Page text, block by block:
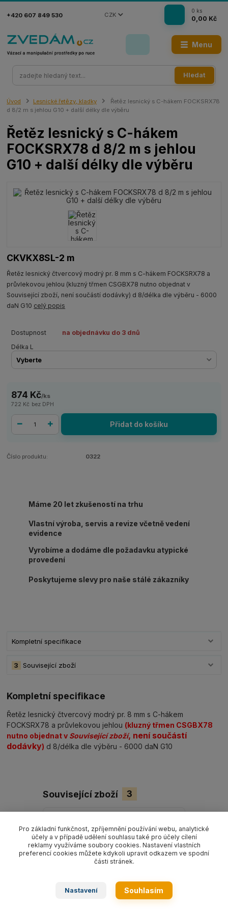
Menu
CZK
Hledat
+420 607 849 530
0 ks
0,00 Kč
Úvod Lesnické řetězy, kladky
Řetěz lesnický s C-hákem FOCKSRX78
d 8/2 m s jehlou G10 + další délky dle výběru
Řetěz lesnický s C-hákem
FOCKSRX78 d 8/2 m s jehlou
G10 + další délky dle výběru
CKVKX8SL-2 m
Řetěz lesnický čtvercový modrý pr. 8 mm s C-hákem FOCKSRX78 a
průvlekovou jehlou (kluzný třmen CSGBX78 nutno objednat v
Související zboží, není součástí dodávky) d 8/délka dle výběru - 6000
daN G10 celý popis
Dostupnost
na objednávku do 3 dnů
Délka L
874 Kč/ks
722 Kč bez DPH
Přidat do košíku
Číslo produktu: 0322
Máme 20 let zkušeností na trhu
Vlastní výroba, servis a revize včetně vedení
evidence
Vyrobíme a dodáme dle požadavku atypické
provedení
Poskytujeme slevy pro naše stálé zákazníky
Kompletní specifikace
Související zboží
3
Kompletní specifikace
Řetěz lesnický čtvercový modrý pr. 8 mm s C-hákem
FOCKSRX78 a průvlekovou jehlou (kluzný třmen CSGBX78
nutno objednat v Související zboží, není součástí
dodávky) d 8/délka dle výběru - 6000 daN G10
Související zboží 3
Pro základní funkčnost, zpříjemnění používání webu, analytické
účely a v případě udělení souhlasu také pro účely cílení
reklamy využíváme soubory cookies. Nastavení vlastních
preferencí cookies můžete kdykoli upravit odkazem ve spodní
části stránek.
Nastavení Souhlasím